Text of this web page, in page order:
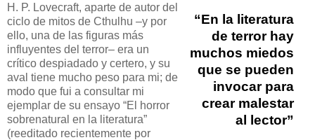
“En la literatura
de terror hay
muchos miedos
que se pueden
invocar para
crear malestar
al lector”
H. P. Lovecraft, aparte de autor del
ciclo de mitos de Cthulhu –y por
ello, una de las figuras más
influyentes del terror– era un
crítico despiadado y certero, y su
aval tiene mucho peso para mi; de
modo que fui a consultar mi
ejemplar de su ensayo “El horror
sobrenatural en la literatura”
(reeditado recientemente por